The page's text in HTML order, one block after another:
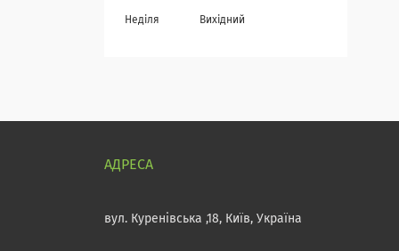
Неділя Вихідний
вул. Куренівська ,18, Київ, Україна